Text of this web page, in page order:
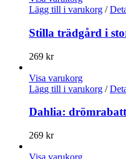
Lägg till i varukorg /
Stilla trädgård i
269 kr
Visa varukorg
Lägg till i varukorg /
Dahlia:
269 kr
Visa varukorg